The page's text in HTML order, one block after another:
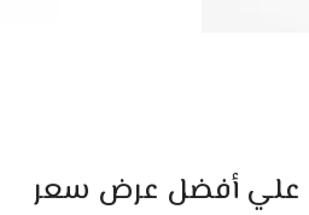
علي أفضل عرض سعر